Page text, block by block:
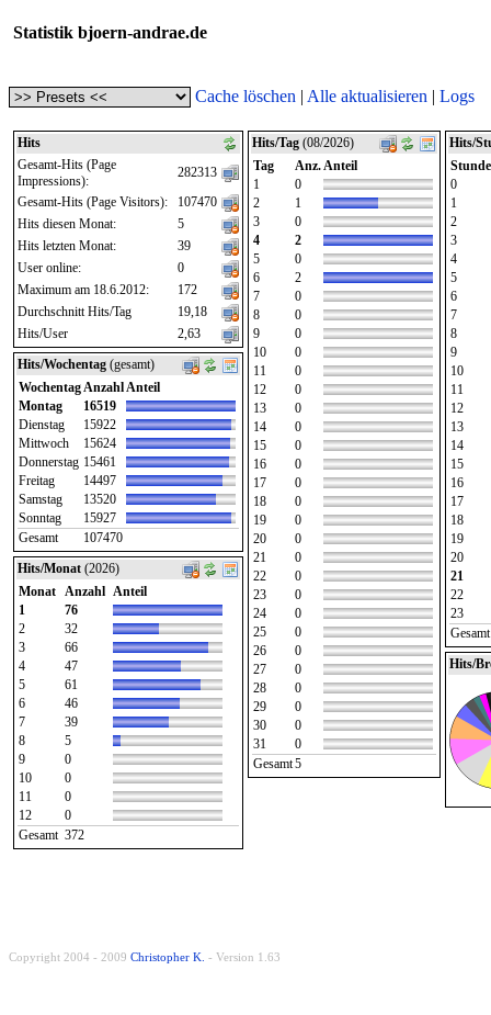
Statistik bjoern-andrae.de
Cache löschen | Alle aktualisieren | Logs
Hits
Gesamt-Hits (Page
Impressions):
282313
Gesamt-Hits (Page Visitors):
107470
Hits diesen Monat:
5
Hits letzten Monat:
39
User online:
0
Maximum am 18.6.2012:
172
Durchschnitt Hits/Tag
19,18
Hits/User
2,63
Hits/Wochentag (gesamt)
Wochentag Anzahl Anteil
Montag
16519
Dienstag
15922
Mittwoch
15624
Donnerstag 15461
Freitag
14497
Samstag
13520
Sonntag
15927
Gesamt
107470
Hits/Monat (2026)
Monat
Anzahl Anteil
1
76
2
32
3
66
4
47
5
61
6
46
7
39
8
5
9
0
10
0
11
0
12
0
Gesamt 372
Hits/Tag (08/2026)
Tag
Anz. Anteil
1
0
2
1
3
0
4
2
5
0
6
2
7
0
8
0
9
0
10
0
11
0
12
0
13
0
14
0
15
0
16
0
17
0
18
0
19
0
20
0
21
0
22
0
23
0
24
0
25
0
26
0
27
0
28
0
29
0
30
0
31
0
Gesamt5
Hits/
Stunde
0
1
2
3
4
5
6
7
8
9
10
11
12
13
14
15
16
17
18
19
20
21
22
23
Gesamt
Hits/
Copyright 2004 - 2009 Christopher K. - Version 1.63